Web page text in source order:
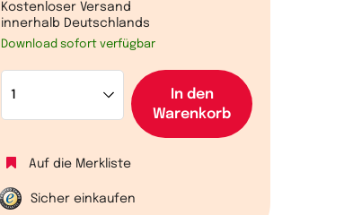
Kostenloser Versand
innerhalb Deutschlands
Download sofort verfügbar
In den
Warenkorb
Auf die Merkliste
Sicher einkaufen